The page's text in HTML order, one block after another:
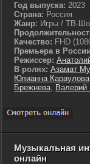
Год выпуска: 2023
Страна: Россия
Жанр: Игры / ТВ-
Качество: FHD
Премьера в
Режиссер:
В ролях: Азамат
Юлианна Караулова
Брежнева,
Музыкальная
онлайн